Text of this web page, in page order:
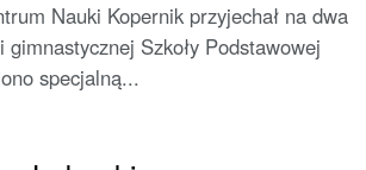
Nauki Kopernik przyjechał na dwa
Szkoły Podstawowej
specjalną...